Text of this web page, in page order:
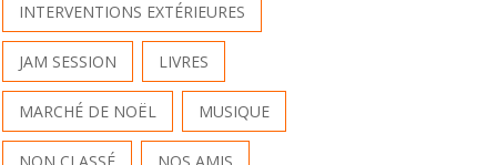
INTERVENTIONS EXTÉRIEURES
JAM SESSION LIVRES
MARCHÉ DE NOËL MUSIQUE